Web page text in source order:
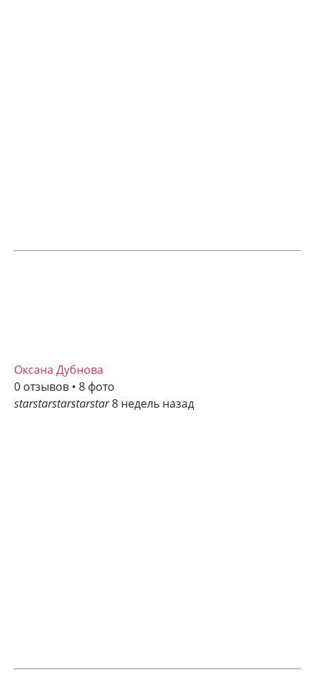
Оксана Дубнова
0 отзывов • 8 фото
starstarstarstarstar8 недель назад